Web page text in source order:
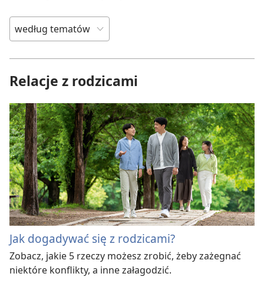
Relacje z rodzicami
Jak dogadywać się z rodzicami?
Zobacz, jakie 5 rzeczy możesz zrobić, żeby zażegnać
niektóre konflikty, a inne załagodzić.